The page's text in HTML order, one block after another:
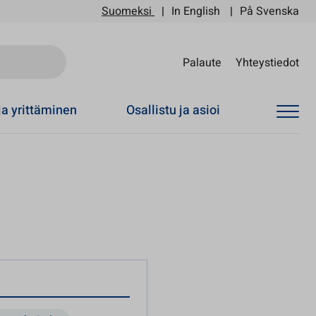
Suomeksi In English På Svenska
Palaute Yhteystiedot
yrittäminen Osallistu ja asioi